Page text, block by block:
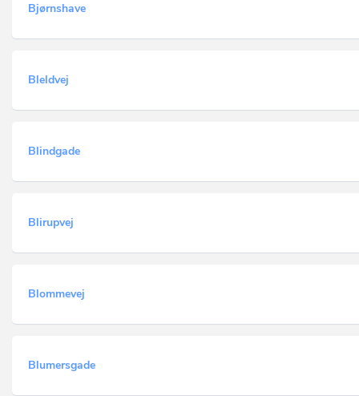
Bjørnshave
Bleldvej
Blindgade
Blirupvej
Blommevej
Blumersgade